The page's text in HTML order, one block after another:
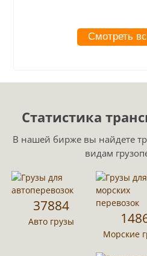
Смотреть
Статистика
В нашей бирже вы найдете
видам
37884
Авто грузы
Морские